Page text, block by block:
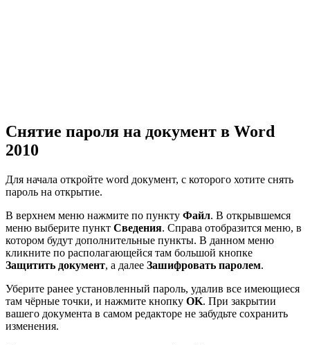
Снятие пароля на документ в Word
2010
Для начала откройте word документ, с которого хотите снять
пароль на открытие.
В верхнем меню нажмите по пункту Файл. В открывшемся
меню выберите пункт Сведения. Справа отобразится меню, в
котором будут дополнительные пункты. В данном меню
кликните по располагающейся там большой кнопке
Защитить документ, а далее Зашифровать паролем.
Уберите ранее установленный пароль, удалив все имеющиеся
там чёрные точки, и нажмите кнопку OK. При закрытии
вашего документа в самом редакторе не забудьте сохранить
изменения.